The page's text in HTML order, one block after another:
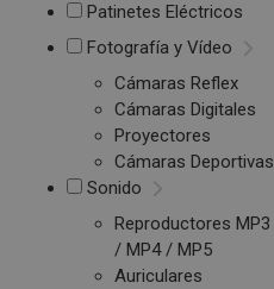
Patinetes Eléctricos
Fotografía y Vídeo
Cámaras Reflex
Cámaras Digitales
Proyectores
Cámaras Deportivas
Sonido
Reproductores MP3
/ MP4 / MP5
Auriculares